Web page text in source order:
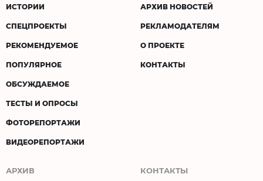
ИСТОРИИ
СПЕЦПРОЕКТЫ
РЕКОМЕНДУЕМОЕ
ПОПУЛЯРНОЕ
ОБСУЖДАЕМОЕ
ТЕСТЫ И ОПРОСЫ
ФОТОРЕПОРТАЖИ
ВИДЕОРЕПОРТАЖИ
АРХИВ НОВОСТЕЙ
РЕКЛАМОДАТЕЛЯМ
О ПРОЕКТЕ
КОНТАКТЫ
АРХИВ КОНТАКТЫ